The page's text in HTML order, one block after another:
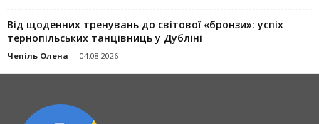
Від щоденних тренувань до світової «бронзи»: успіх
тернопільських танцівниць у Дубліні
Чепіль Олена - 04.08.2026